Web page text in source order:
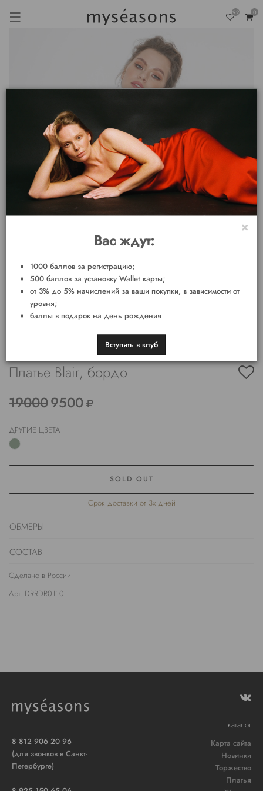
☰ 92 0
Платье Blair, бордо
190009500
ДРУГИЕ ЦВЕТА
SOLD OUT
Срок доставки от 3х дней
ОБМЕРЫ
СОСТАВ
Сделано в России
Арт. DRRDR0110
8 812 906 20 96
(для звонков в Санкт-
Петербурге)
каталог
Карта сайта
Новинки
Торжество
Платья
×
Вас ждут:
1000 баллов за регистрацию;
500 баллов за установку Wallet карты;
от 3% до 5% начислений за ваши покупки, в зависимости от
уровня;
баллы в подарок на день рождения
Вступить в клуб